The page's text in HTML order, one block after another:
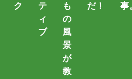
ク
テ
ィ
ブ
も
の
風
景
が
教
だ！
事。
～ タグ一覧 ～
してWindowsにインスト